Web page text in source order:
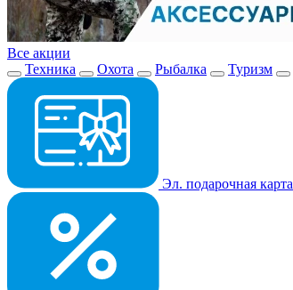
Все акции
Техника
Охота Рыбалка Туризм
Эл. подарочная карта